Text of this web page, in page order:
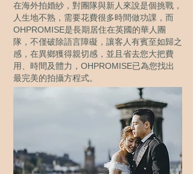
在海外拍婚紗，對團隊與新人來說是個挑戰，
人生地不熟，需要花費很多時間做功課，而
OHPROMISE是長期居住在英國的華人團
隊，不僅破除語言障礙，讓客人有賓至如歸之
感，在異鄉獲得親切感，並且省去您大把費
用、時間及體力，OHPROMISE已為您找出
最完美的拍攝方程式。